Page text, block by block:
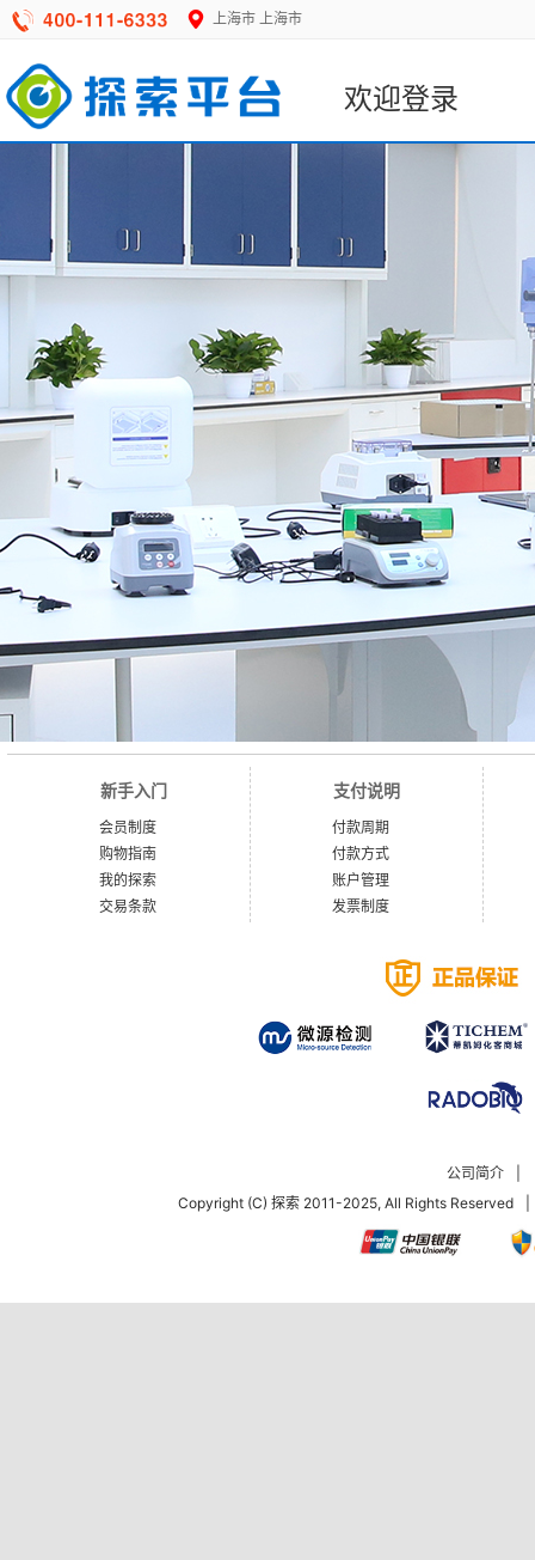
上海市 上海市
欢迎登录
新手入门
会员制度
购物指南
我的探索
交易条款
支付说明
付款周期
付款方式
账户管理
发票制度
公司简介
Copyright (C) 探索 2011-2025, All Rights Reserved